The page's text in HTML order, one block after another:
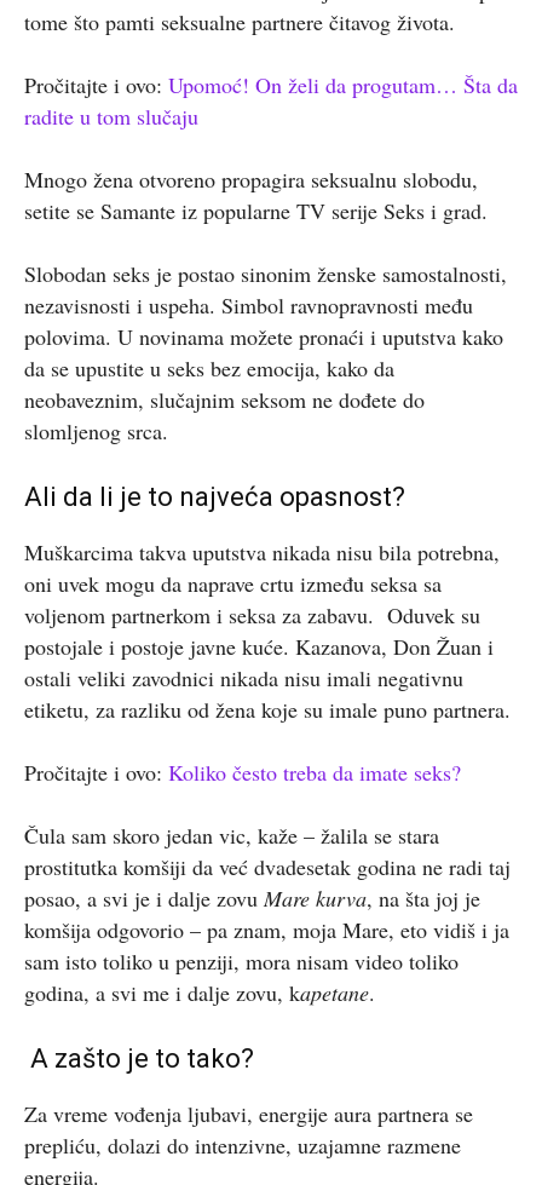
tome što pamti seksualne partnere čitavog života.
Pročitajte i ovo: Upomoć! On želi da progutam… Šta da
radite u tom slučaju
Mnogo žena otvoreno propagira seksualnu slobodu,
setite se Samante iz popularne TV serije Seks i grad.
Slobodan seks je postao sinonim ženske samostalnosti,
nezavisnosti i uspeha. Simbol ravnopravnosti među
polovima. U novinama možete pronaći i uputstva kako
da se upustite u seks bez emocija, kako da
neobaveznim, slučajnim seksom ne dođete do
slomljenog srca.
Ali da li je to najveća opasnost?
Muškarcima takva uputstva nikada nisu bila potrebna,
oni uvek mogu da naprave crtu između seksa sa
voljenom partnerkom i seksa za zabavu. Oduvek su
postojale i postoje javne kuće. Kazanova, Don Žuan i
ostali veliki zavodnici nikada nisu imali negativnu
etiketu, za razliku od žena koje su imale puno partnera.
Pročitajte i ovo: Koliko često treba da imate seks?
Čula sam skoro jedan vic, kaže – žalila se stara
prostitutka komšiji da već dvadesetak godina ne radi taj
posao, a svi je i dalje zovuMare kurva, na šta joj je
komšija odgovorio – pa znam, moja Mare, eto vidiš i ja
sam isto toliko u penziji, mora nisam video toliko
godina, a svi me i dalje zovu, kapetane.
A zašto je to tako?
Za vreme vođenja ljubavi, energije aura partnera se
prepliću, dolazi do intenzivne, uzajamne razmene
energija.